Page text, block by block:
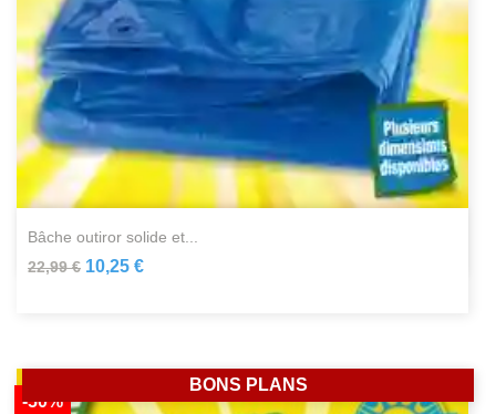
bâche outiror solide et...
22,99 € 10,25 €
-50%
BONS PLANS